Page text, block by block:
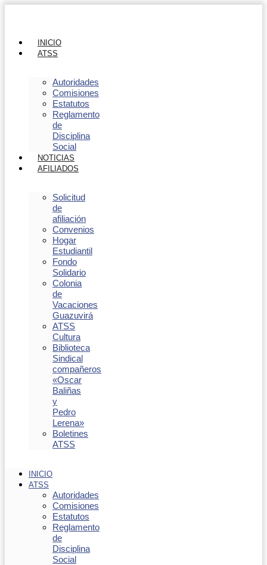
INICIO
ATSS
Autoridades
Comisiones
Estatutos
Reglamento
de
Disciplina
Social
NOTICIAS
AFILIADOS
Solicitud
de
afiliación
Convenios
Hogar
Estudiantil
Fondo
Solidario
Colonia
de
Vacaciones
Guazuvirá
ATSS
Cultura
Biblioteca
Sindical
compañeros
«Oscar
Baliñas
y
Pedro
Lerena»
Boletines
ATSS
INICIO
ATSS
Autoridades
Comisiones
Estatutos
Reglamento
de
Disciplina
Social